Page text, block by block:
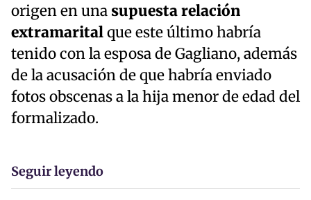
origen en una supuesta relación
extramaritalque este último habría
tenido con la esposa de Gagliano, además
de la acusación de que habría enviado
fotos obscenas a la hija menor de edad del
formalizado.
Seguir leyendo